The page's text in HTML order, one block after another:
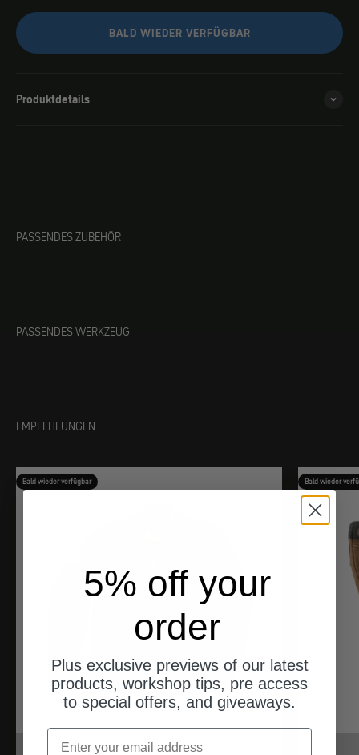
BALD WIEDER VERFÜGBAR
Produktdetails
PASSENDES ZUBEHÖR
PASSENDES WERKZEUG
EMPFEHLUNGEN
Bald wieder verfügbar Bald wieder
5% off your
order
Plus exclusive previews of our latest
products, workshop tips, pre access
to special offers, and giveaways.
Email